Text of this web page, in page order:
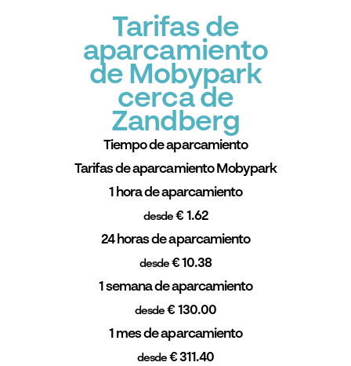
Tarifas de
aparcamiento
de Mobypark
cerca de
Zandberg
Tiempo de aparcamiento
Tarifas de aparcamiento Mobypark
1 hora de aparcamiento
desde € 1.62
24 horas de aparcamiento
desde€ 10.38
1 semana de aparcamiento
desde € 130.00
1 mes de aparcamiento
desde€ 311.40